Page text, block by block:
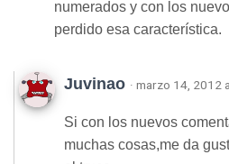
numerados y con los
perdido esa característica.
Juvinao · marzo 14, 2012
Si con los nuevos
muchas cosas,me da